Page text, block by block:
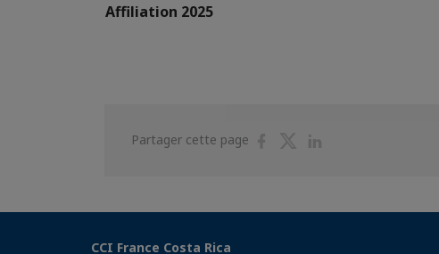
Affiliation 2025
Partager cette page
PartagerPartager
CCI France Costa Rica